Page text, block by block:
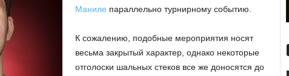
Маниле параллельно турнирному событию.
К сожалению, подобные мероприятия носят
весьма закрытый характер, однако некоторые
отголоски шальных стеков все же доносятся до